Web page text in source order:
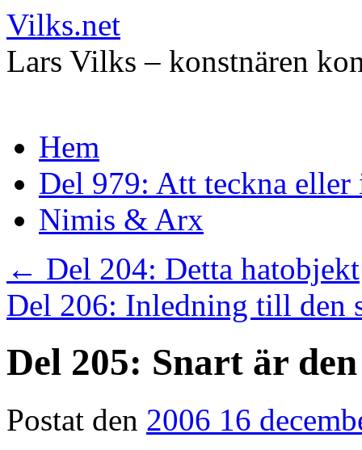
Vilks.net
Lars Vilks – konstnären
Hoppa
till
innehållHem
Del 979: Att teckna eller
Nimis & Arx
← Del 204: Detta hatobjekt
Del 206: Inledning till den
Del 205: Snart är
Postat den 2006 16